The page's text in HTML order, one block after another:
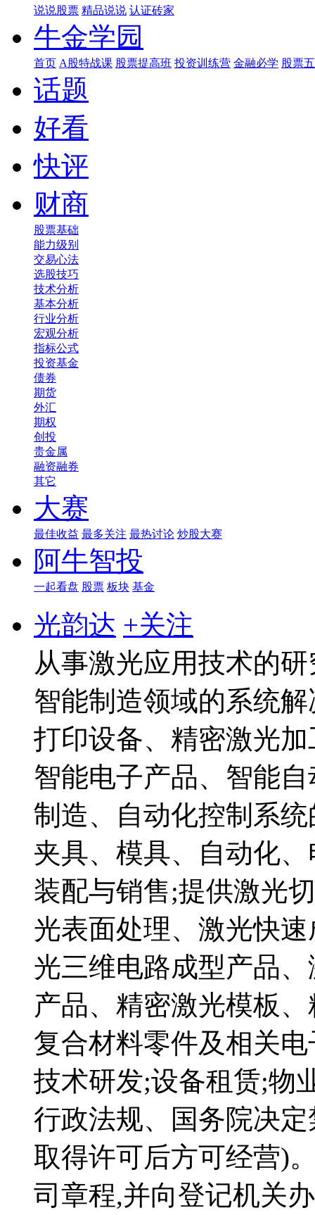
说说股票 精品说说 认证砖家
牛金学园
首页 A股特战课 股票提高班 投资训练营 金融必学 股票
话题
好看
快评
财商
股票基础
能力级别
交易心法
选股技巧
技术分析
基本分析
行业分析
宏观分析
指标公式
投资基金
债券
期货
外汇
期权
创投
贵金属
融资融券
其它
大赛
最佳收益 最多关注 最热讨论 炒股大赛
阿牛智投
一起看盘 股票 板块 基金
光韵达 +关注
从事激光应用技术的
智能制造领域的系统
打印设备、精密激光
智能电子产品、智能
制造、自动化控制系
夹具、模具、自动化
装配与销售;提供激光
光表面处理、激光快
光三维电路成型产品
产品、精密激光模板
复合材料零件及相关
技术研发;设备租赁;物
行政法规、国务院决
取得许可后方可经营)
司章程,并向登记机关